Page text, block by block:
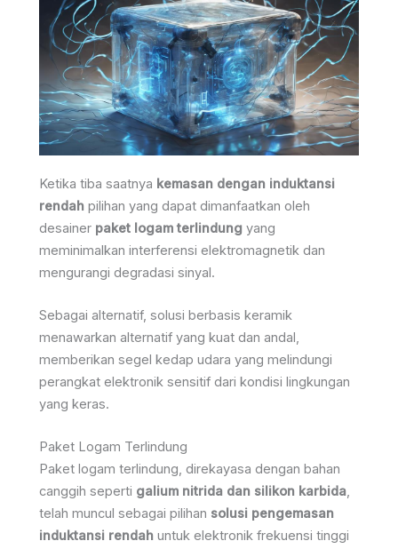
Ketika tiba saatnya kemasan dengan induktansi
rendah pilihan yang dapat dimanfaatkan oleh
desainer paket logam terlindung yang
meminimalkan interferensi elektromagnetik dan
mengurangi degradasi sinyal.
Sebagai alternatif, solusi berbasis keramik
menawarkan alternatif yang kuat dan andal,
memberikan segel kedap udara yang melindungi
perangkat elektronik sensitif dari kondisi lingkungan
yang keras.
Paket Logam Terlindung
Paket logam terlindung, direkayasa dengan bahan
canggih seperti galium nitrida dan silikon karbida,
telah muncul sebagai pilihan solusi pengemasan
induktansi rendah untuk elektronik frekuensi tinggi